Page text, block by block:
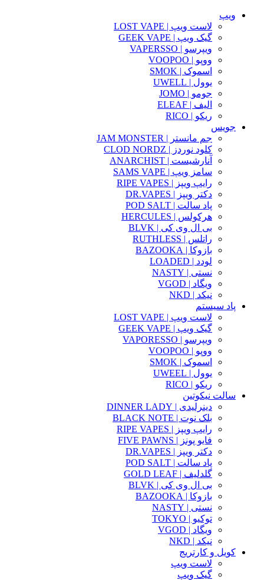
ویپ
لاست ویپ | LOST VAPE
گیک ویپ | GEEK VAPE
ویپرسو | VAPERSSO
ووپو | VOOPOO
اسموک | SMOK
یوول | UWELL
جومو | JOMO
الیف | ELEAF
ریکو | RICO
جویس
جم مانستر | JAM MONSTER
کلود نوردز | CLOD NORDZ
آنارشیست | ANARCHIST
سامز ویپ | SAMS VAPE
رایپ ویپز | RIPE VAPES
دکتر ویپز | DR.VAPES
پاد سالت | POD SALT
هرکولس | HERCULES
بی ال وی کی | BLVK
راتلس | RUTHLESS
بازوکا | BAZOOKA
لودد | LOADED
نستی | NASTY
ویگاد | VGOD
نیکد | NKD
پاد سیستم
لاست ویپ | LOST VAPE
گیک ویپ | GEEK VAPE
ویپرسو | VAPORESSO
ووپو | VOOPOO
اسموک | SMOK
یوول | UWEEL
ریکو | RICO
سالت نیکوتین
دینرلیدی | DINNER LADY
بلک نوت | BLACK NOTE
رایپ ویپز | RIPE VAPES
فایو پونز | FIVE PAWNS
دکتر ویپز | DR.VAPES
پاد سالت | POD SALT
گلدلیف | GOLD LEAF
بی ال وی کی | BLVK
بازوکا | BAZOOKA
نستی | NASTY
توکیو | TOKYO
ویگاد | VGOD
نیکد | NKD
کویل و کارتریج
لاست ویپ
گیک ویپ